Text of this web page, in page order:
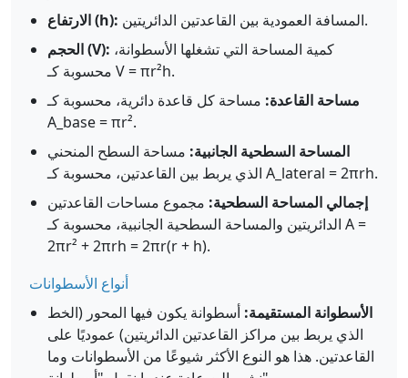
الارتفاع (h):
المسافة العمودية بين القاعدتين الدائريتين.
الحجم (V):
محسوبة كـ V = πr²h.
مساحة القاعدة: مساحة كل قاعدة دائرية، محسوبة كـ
A_base = πr².
المساحة السطحية الجانبية: مساحة السطح المنحني
الذي يربط بين القاعدتين، محسوبة كـ A_lateral = 2πrh.
إجمالي المساحة السطحية: مجموع مساحات القاعدتين
الدائريتين والمساحة السطحية الجانبية، محسوبة كـ A =
2πr² + 2πrh = 2πr(r + h).
أنواع الأسطوانات
الأسطوانة المستقيمة: أسطوانة يكون فيها المحور (الخط
الذي يربط بين مراكز القاعدتين الدائريتين) عموديًا على
القاعدتين. هذا هو النوع الأكثر شيوعًا من الأسطوانات وما